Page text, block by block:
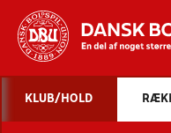
KLUB/HOLD